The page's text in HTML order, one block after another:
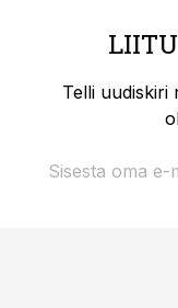
Telli uudiskiri